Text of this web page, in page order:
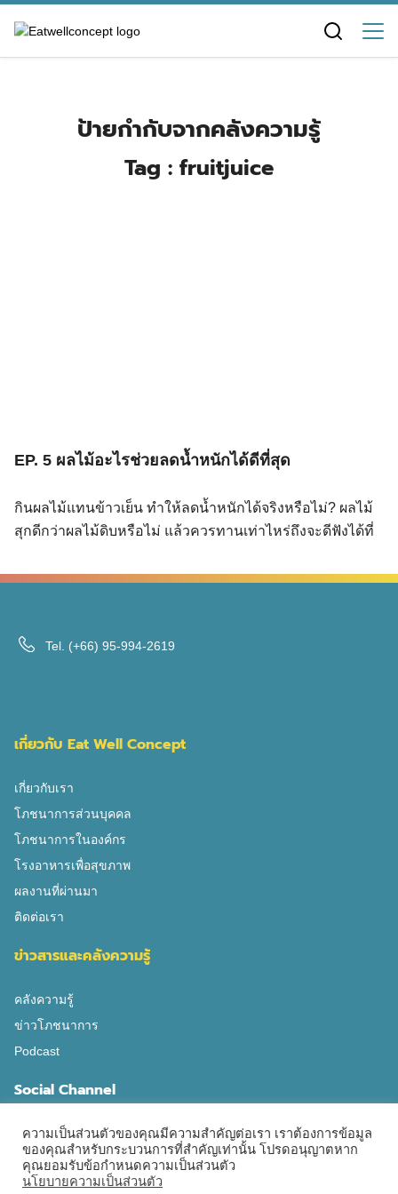
content
ป้ายกำกับจากคลังความรู้
Tag : fruitjuice
EP. 5 ผลไม้อะไรช่วยลดน้ำหนักได้ดีที่สุด
กินผลไม้แทนข้าวเย็น ทำให้ลดน้ำหนักได้จริงหรือไม่? ผลไม้
สุกดีกว่าผลไม้ดิบหรือไม่ แล้วควรทานเท่าไหร่ถึงจะดีฟังได้ที่
Tel. (+66) 95-994-2619
เกี่ยวกับ Eat Well Concept
เกี่ยวกับเรา
โภชนาการส่วนบุคคล
โภชนาการในองค์กร
โรงอาหารเพื่อสุขภาพ
ผลงานที่ผ่านมา
ติดต่อเรา
ข่าวสารและคลังความรู้
คลังความรู้
ข่าวโภชนาการ
Podcast
Social Channel
ความเป็นส่วนตัวของคุณมีความสำคัญต่อเรา เราต้องการข้อมูล
ของคุณสำหรับกระบวนการที่สำคัญเท่านั้น โปรดอนุญาตหาก
คุณยอมรับข้อกำหนดความเป็นส่วนตัว
นโยบายความเป็นส่วนตัว